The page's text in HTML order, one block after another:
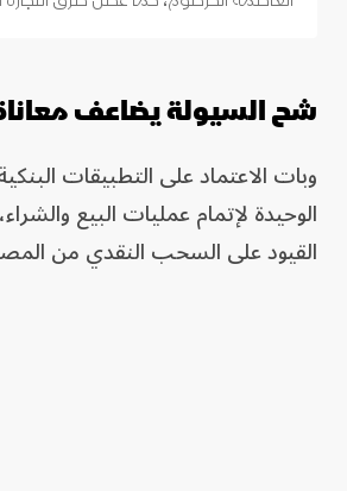
شح السيولة يضاعف
وبات الاعتماد على التطبيقات
الوحيدة لإتمام عمليات البيع
القيود على السحب النقدي من